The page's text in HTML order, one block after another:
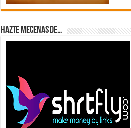
Hazte Mecenas de…